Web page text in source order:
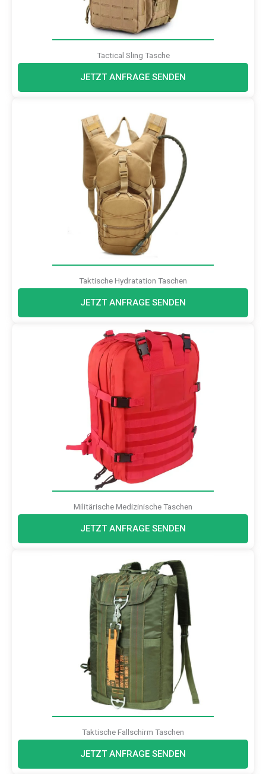
Tactical Sling Tasche
JETZT ANFRAGE SENDEN
Taktische Hydratation Taschen
JETZT ANFRAGE SENDEN
Militärische Medizinische Taschen
JETZT ANFRAGE SENDEN
Taktische Fallschirm Taschen
JETZT ANFRAGE SENDEN